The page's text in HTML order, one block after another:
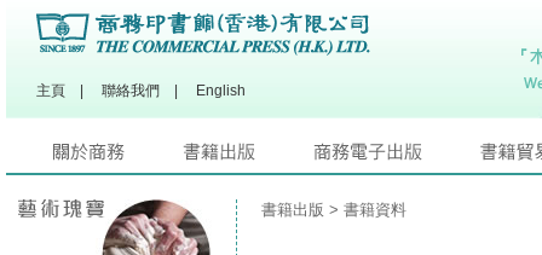
主頁 聯絡我們 English
書籍出版 > 書籍資料